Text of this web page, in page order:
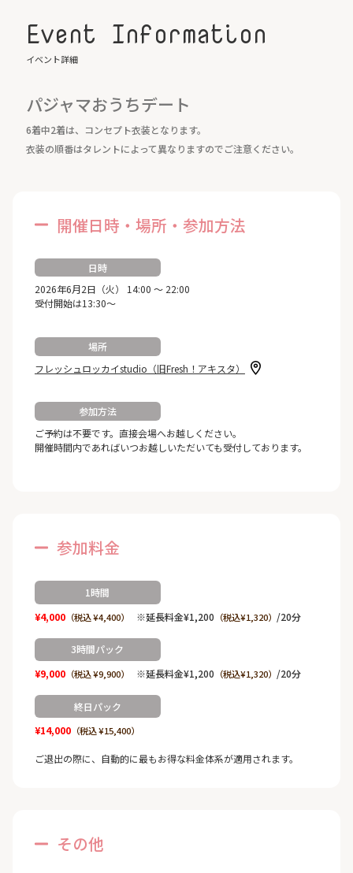
Event Information
イベント詳細
パジャマおうちデート
6着中2着は、コンセプト衣装となります。
衣装の順番はタレントによって異なりますのでご注意ください。
開催日時・場所・参加方法
日時
2026年6月2日（火） 14:00 ～ 22:00
受付開始は13:30～
場所
フレッシュロッカイstudio（旧Fresh！アキスタ）
参加方法
ご予約は不要です。直接会場へお越しください。
開催時間内であればいつお越しいただいても受付しております。
参加料金
1時間
¥4,000（税込 ¥4,400） ※延長料金¥1,200 （税込¥1,320） /20分
3時間パック
¥9,000（税込 ¥9,900） ※延長料金¥1,200 （税込¥1,320） /20分
終日パック
¥14,000（税込 ¥15,400）
ご退出の際に、自動的に最もお得な料金体系が適用されます。
その他